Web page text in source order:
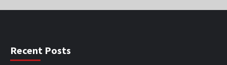
Recent Posts